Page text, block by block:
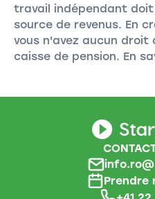
travail indépendant
source de revenus. En
vous n'avez aucun droit
caisse de pension. En
Prendre